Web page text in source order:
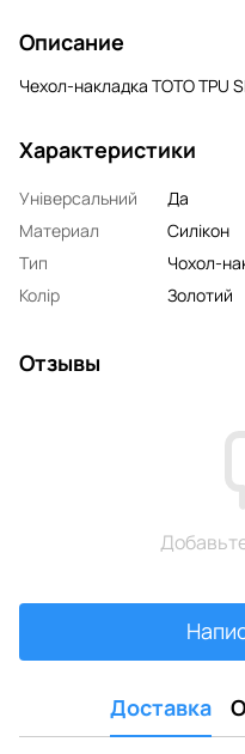
Описание
Чехол-накладка TOTO TPU
Характеристики
Універсальний
Да
Материал
Силікон
Тип
Чохол-
Колір
Золотий
Отзывы
Доставка